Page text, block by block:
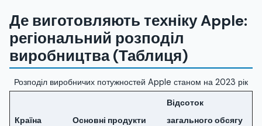
Де виготовляють техніку Apple:
регіональний розподіл
виробництва (Таблиця)
Розподіл виробничих потужностей Apple станом на 2023 рік
Країна Основні продукти
Відсоток
загального обсягу